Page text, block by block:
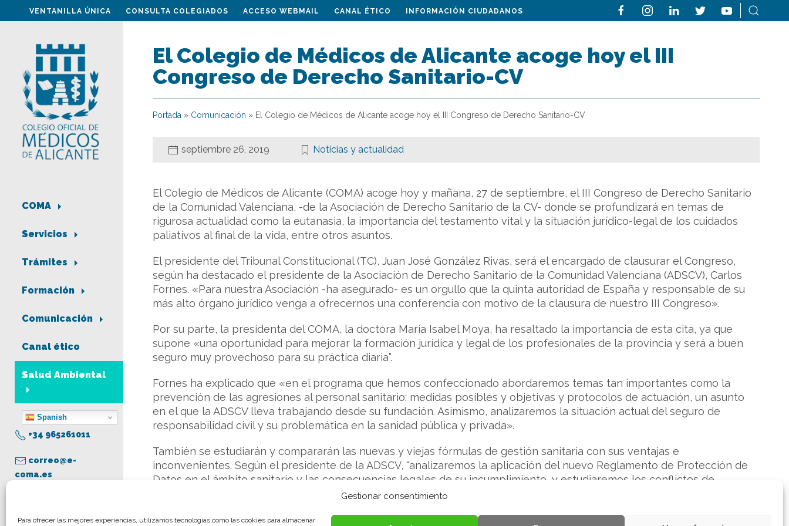
Gestionar consentimiento
Para ofrecer las mejores experiencias, utilizamos tecnologías como las cookies para almacenar
VENTANILLA ÚNICA CONSULTA COLEGIADOS ACCESO WEBMAIL CANAL ÉTICO INFORMACIÓN CIUDADANOS
COMA
Servicios
Trámites
Formación
Comunicación
Canal ético
Salud Ambiental
Spanish
+34 965261011
correo@e-
coma.es
Aviso legal
El Colegio de Médicos de Alicante acoge hoy el III
Congreso de Derecho Sanitario-CV
Portada » Comunicación » El Colegio de Médicos de Alicante acoge hoy el III Congreso de Derecho Sanitario-CV
septiembre 26, 2019 Noticias y actualidad
El Colegio de Médicos de Alicante (COMA) acoge hoy y mañana, 27 de septiembre, el III Congreso de Derecho Sanitario
de la Comunidad Valenciana, -de la Asociación de Derecho Sanitario de la CV- donde se profundizará en temas de
rigurosa actualidad como la eutanasia, la importancia del testamento vital y la situación jurídico-legal de los cuidados
paliativos al final de la vida, entre otros asuntos.
El presidente del Tribunal Constitucional (TC), Juan José González Rivas, será el encargado de clausurar el Congreso,
según ha destacado el presidente de la Asociación de Derecho Sanitario de la Comunidad Valenciana (ADSCV), Carlos
Fornes. «Para nuestra Asociación -ha asegurado- es un orgullo que la quinta autoridad de España y responsable de su
más alto órgano jurídico venga a ofrecernos una conferencia con motivo de la clausura de nuestro III Congreso».
Por su parte, la presidenta del COMA, la doctora María Isabel Moya, ha resaltado la importancia de esta cita, ya que
supone «una oportunidad para mejorar la formación jurídica y legal de los profesionales de la provincia y será a buen
seguro muy provechoso para su práctica diaria”.
Fornes ha explicado que «en el programa que hemos confeccionado abordaremos temas tan importantes como la
prevención de las agresiones al personal sanitario: medidas posibles y objetivas y protocolos de actuación, un asunto
en el que la ADSCV lleva trabajando desde su fundación. Asimismo, analizaremos la situación actual del seguro de
responsabilidad civil y su problemática en la sanidad pública y privada».
También se estudiarán y compararán las nuevas y viejas fórmulas de gestión sanitaria con sus ventajas e
inconvenientes. Según el presidente de la ADSCV, “analizaremos la aplicación del nuevo Reglamento de Protección de
Datos en el ámbito sanitario y las consecuencias legales de su incumplimiento, y estudiaremos los conflictos de
competencias entre las distintas profesiones sanitarias y la delimitación de la responsabilidad profesional».
MÁS INFORMACIÓN SOBRE EL CONGRESO